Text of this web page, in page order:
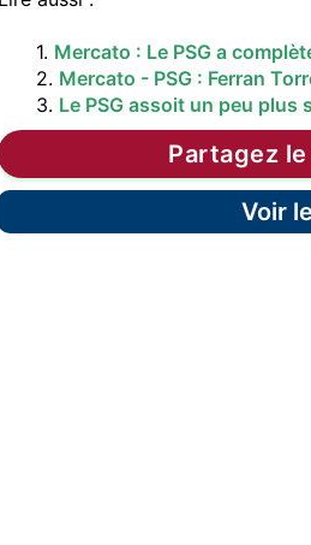
1. Mercato : Le PSG a
2. Mercato - PSG : Ferran
3. Le PSG assoit un peu plus
Partagez
Voir